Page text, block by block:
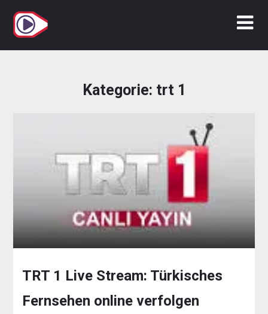
Inhalt
springen
Kategorie: trt 1
TRT 1 Live Stream: Türkisches
Fernsehen online verfolgen